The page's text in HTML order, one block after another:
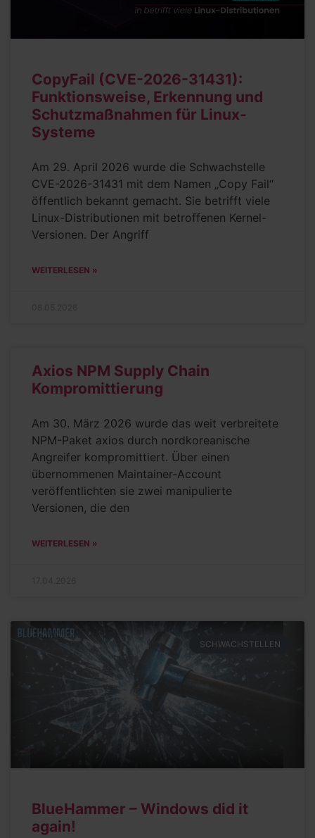
CopyFail (CVE-2026-31431):
Funktionsweise, Erkennung und
Schutzmaßnahmen für Linux-
Systeme
Am 29. April 2026 wurde die Schwachstelle
CVE-2026-31431 mit dem Namen „Copy Fail“
öffentlich bekannt gemacht. Sie betrifft viele
Linux-Distributionen mit betroffenen Kernel-
Versionen. Der Angriff
WEITERLESEN »
Axios NPM Supply Chain
Kompromittierung
Am 30. März 2026 wurde das weit verbreitete
NPM-Paket axios durch nordkoreanische
Angreifer kompromittiert. Über einen
übernommenen Maintainer-Account
veröffentlichten sie zwei manipulierte
Versionen, die den
WEITERLESEN »
SCHWACHSTELLEN
BlueHammer – Windows did it
again!